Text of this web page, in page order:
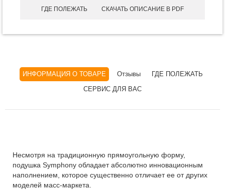
ГДЕ ПОЛЕЖАТЬ СКАЧАТЬ ОПИСАНИЕ В PDF
ИНФОРМАЦИЯ О ТОВАРЕ Отзывы
ГДЕ ПОЛЕЖАТЬ
СЕРВИС ДЛЯ ВАС
Несмотря на традиционную прямоугольную форму,
подушка Symphony обладает абсолютно инновационным
наполнением, которое существенно отличает ее от других
моделей масс-маркета.